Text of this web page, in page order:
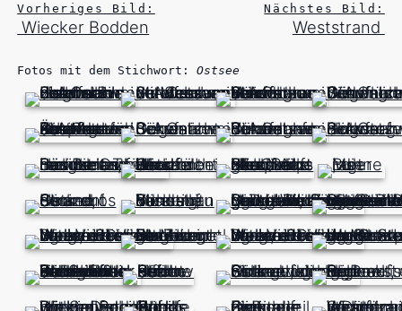
Vorheriges Bild:
Wiecker Bodden
Nächstes Bild:
Weststrand
Fotos mit dem Stichwort:Ostsee